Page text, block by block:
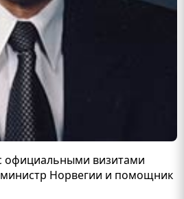
официальными визитами
министр Норвегии и помощник